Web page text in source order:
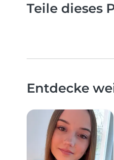
Teile dieses
Entdecke